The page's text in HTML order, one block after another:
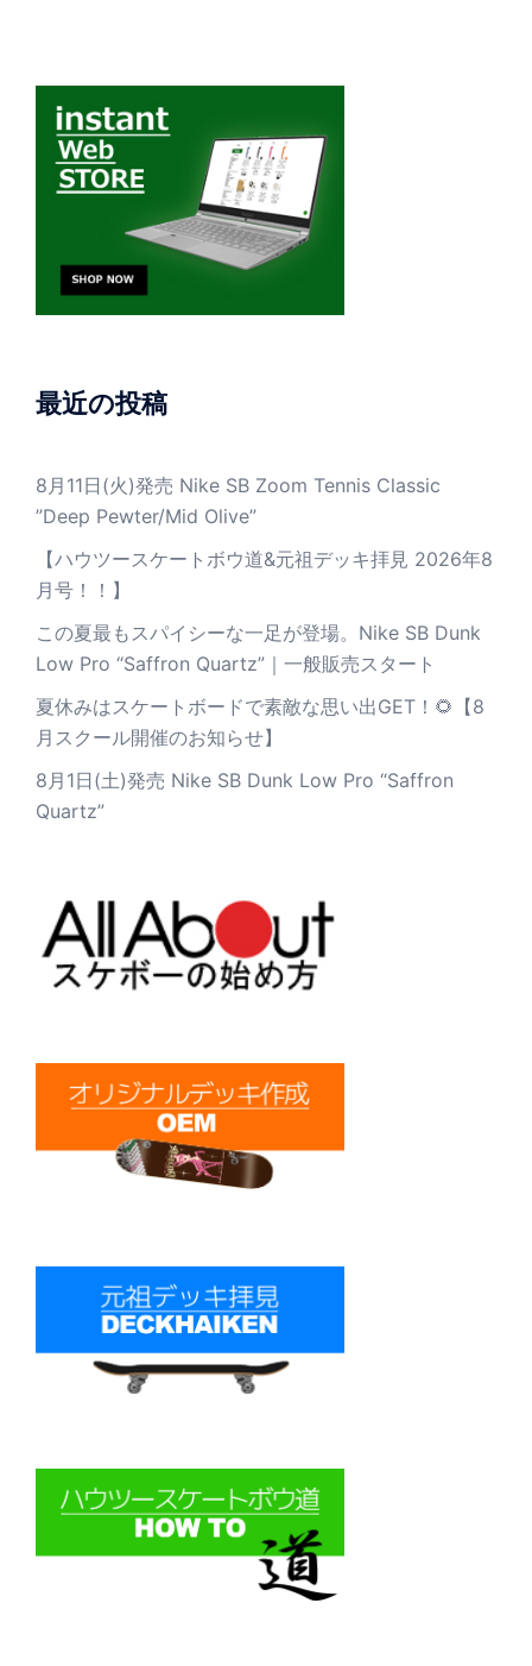
最近の投稿
8月11日(火)発売 Nike SB Zoom Tennis Classic
”Deep Pewter/Mid Olive”
【ハウツースケートボウ道&元祖デッキ拝見 2026年8
月号！！】
この夏最もスパイシーな一足が登場。Nike SB Dunk
Low Pro “Saffron Quartz”｜一般販売スタート
夏休みはスケートボードで素敵な思い出GET！🌻【8
月スクール開催のお知らせ】
8月1日(土)発売 Nike SB Dunk Low Pro “Saffron
Quartz”